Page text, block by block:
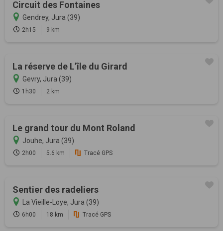
Circuit des Fontaines
Gendrey, Jura (39)
2h15 9 km
La réserve de L’île du Girard
Gevry, Jura (39)
1h30 2 km
Le grand tour du Mont Roland
Jouhe, Jura (39)
2h00 5.6 km Tracé GPS
Sentier des radeliers
La Vieille-Loye, Jura (39)
6h00 18 km Tracé GPS